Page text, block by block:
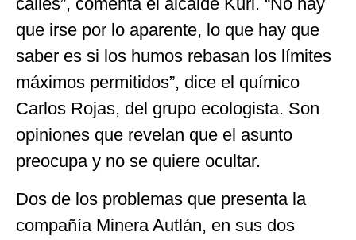
que irse por lo aparente, lo que hay que
saber es si los humos rebasan los límites
máximos permitidos”, dice el químico
Carlos Rojas, del grupo ecologista. Son
opiniones que revelan que el asunto
preocupa y no se quiere ocultar.
Dos de los problemas que presenta la
compañía Minera Autlán, en sus dos